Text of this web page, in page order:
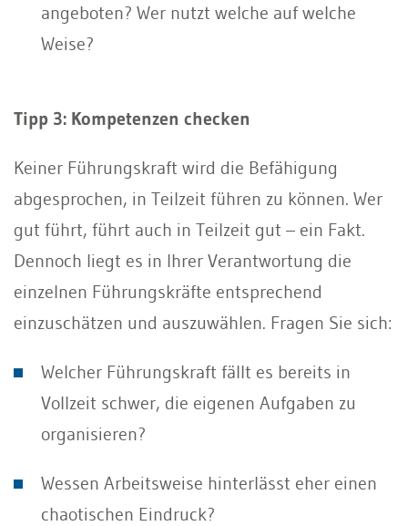
angeboten? Wer nutzt welche auf welche
Weise?
Tipp 3: Kompetenzen checken
Keiner Führungskraft wird die Befähigung
abgesprochen, in Teilzeit führen zu können. Wer
gut führt, führt auch in Teilzeit gut – ein Fakt.
Dennoch liegt es in Ihrer Verantwortung die
einzelnen Führungskräfte entsprechend
einzuschätzen und auszuwählen. Fragen Sie sich:
Welcher Führungskraft fällt es bereits in
Vollzeit schwer, die eigenen Aufgaben zu
organisieren?
Wessen Arbeitsweise hinterlässt eher einen
chaotischen Eindruck?